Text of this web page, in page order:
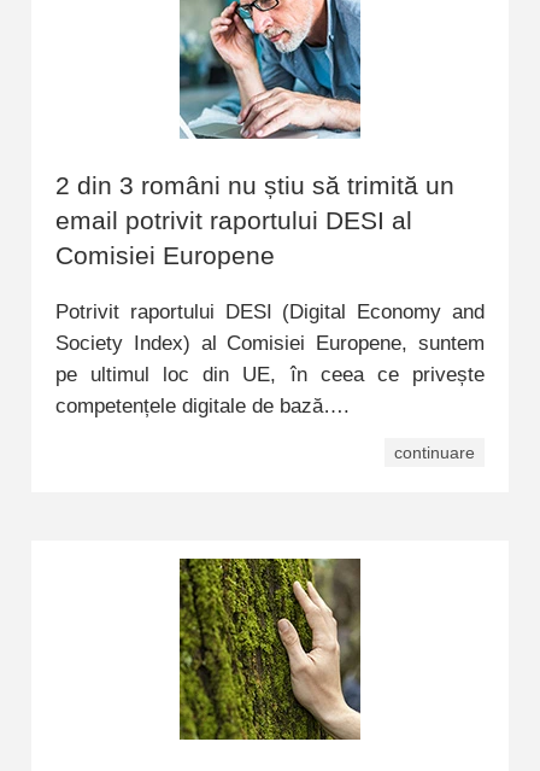
2 din 3 români nu știu să trimită un
email potrivit raportului DESI al
Comisiei Europene
Potrivit raportului DESI (Digital Economy and
Society Index) al Comisiei Europene, suntem
pe ultimul loc din UE, în ceea ce privește
competențele digitale de bază….
continuare